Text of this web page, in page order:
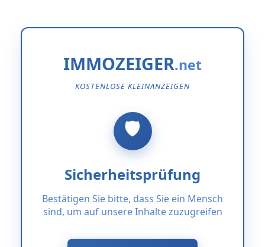
IMMOZEIGER
KOSTENLOSE KLEINANZEIGEN
Sicherheitsprüfung
Bestätigen Sie bitte, dass Sie ein Mensch
sind, um auf unsere Inhalte zuzugreifen